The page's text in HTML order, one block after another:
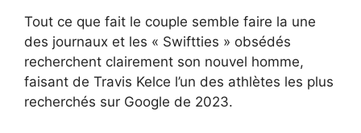
Tout ce que fait le couple semble faire la une
des journaux et les « Swiftties » obsédés
recherchent clairement son nouvel homme,
faisant de Travis Kelce l’un des athlètes les plus
recherchés sur Google de 2023.